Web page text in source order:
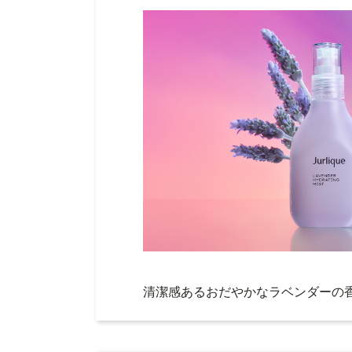
清潔感あるおだやかなラベンダーの